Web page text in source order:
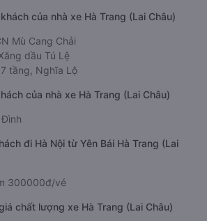
của nhà xe Hà Trang (Lai Châu)
Mù Cang Chải
dầu Tú Lệ
tầng, Nghĩa Lộ
của nhà xe Hà Trang (Lai Châu)
đi Hà Nội từ Yên Bái Hà Trang (Lai
300000đ/vé
chất lượng xe Hà Trang (Lai Châu)